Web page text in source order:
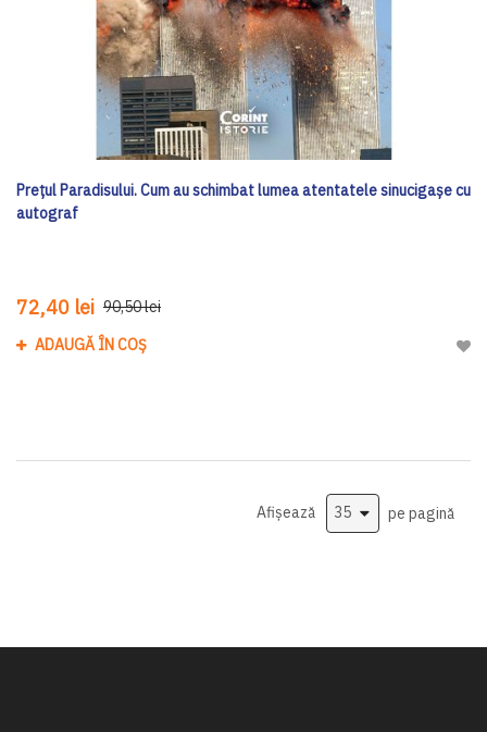
Prețul Paradisului. Cum au schimbat lumea atentatele sinucigașe cu
autograf
72,40 lei 90,50 lei
ADAUGĂ ÎN COȘ
Afișează pe pagină